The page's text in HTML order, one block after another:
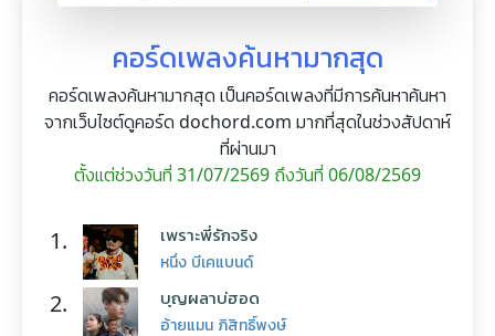
คอร์ดเพลงค้นหามากสุด
คอร์ดเพลงค้นหามากสุด เป็นคอร์ดเพลงที่มีการค้นหาค้นหา
จากเว็บไซต์ดูคอร์ด dochord.com มากที่สุดในช่วงสัปดาห์
ที่ผ่านมา
ตั้งแต่ช่วงวันที่ 31/07/2569 ถึงวันที่ 06/08/2569
1. เพราะพี่รักจริง
หนึ่ง บีเคแบนด์
2. บุญผลาบ่ฮอด
อ้ายแมน ภิสิทธิ์พงษ์